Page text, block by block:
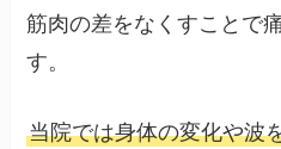
筋肉の差をなくすことで
す。
当院では身体の変化や波